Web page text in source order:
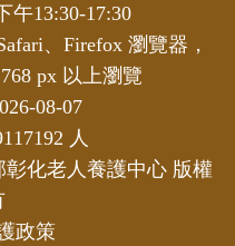
午13:30-17:30
、Firefox 瀏覽器，
px 以上瀏覽
08-07
人
化老人養護中心 版權
政策